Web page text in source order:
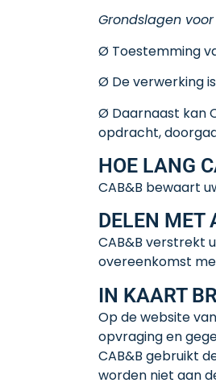
Grondslagen
Ø Toestemming
Ø De verwerking
Ø Daarnaast kan
opdracht,
HOE LANG
CAB&B bewaart
DELEN MET
CAB&B verstrekt
overeenkomst
IN KAART
Op de website
opvraging en
CAB&B gebruikt
worden niet aan